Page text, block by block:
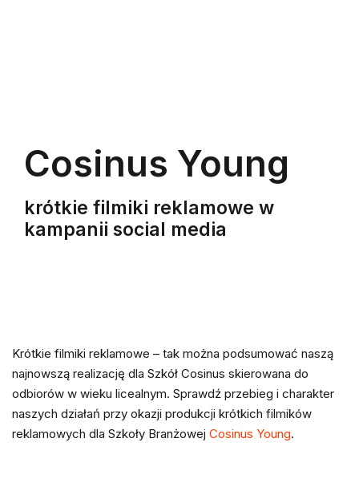
Cosinus Young
krótkie filmiki reklamowe w
kampanii social media
Krótkie filmiki reklamowe – tak można podsumować naszą
najnowszą realizację dla Szkół Cosinus skierowana do
odbiorów w wieku licealnym. Sprawdź przebieg i charakter
naszych działań przy okazji produkcji krótkich filmików
reklamowych dla Szkoły Branżowej Cosinus Young.